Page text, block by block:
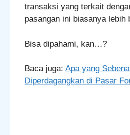
transaksi yang terkait
pasangan ini biasanya lebih
Bisa dipahami, kan…?
Baca juga: Apa yang
Diperdagangkan di Pasar